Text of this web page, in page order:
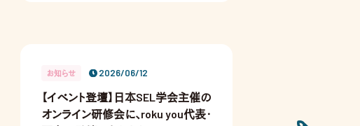
お知らせ 2026/06/12
【イベント登壇】日本SEL学会主催の
オンライン研修会に、roku you代表・